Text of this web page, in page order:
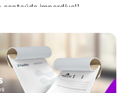
conteúdo imperdível!